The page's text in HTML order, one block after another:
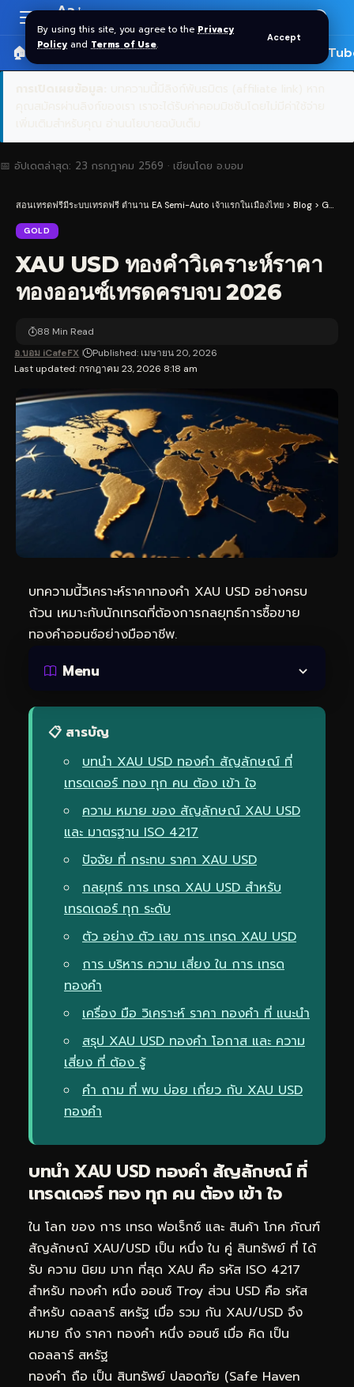
By using this site, you agree to the Privacy
Policy and Terms of Use.
Accept
Resizer
Aa
🏠 หน้าแรก ราคาทอง SPDR 🎬
📅 อัปเดตล่าสุด: 23 กรกฎาคม 2569 · เขียนโดย อ.บอม
สอนเทรดฟรีมีระบบเทรดฟรี ตำนาน EA Semi-Auto เจ้าแรกในเมืองไทย > Blog > Gold
GOLD
XAU USD ทองคำวิเคราะห์ราคา
ทองออนซ์เทรดครบจบ 2026
Last updated: กรกฎาคม 23, 2026 8:18 am
อ.บอม iCafeFX Published: เมษายน 20, 2026
88 Min Read
บทความนี้วิเคราะห์ราคาทองคำ XAU USD อย่างครบ
ถ้วน เหมาะกับนักเทรดที่ต้องการกลยุทธ์การซื้อขาย
ทองคำออนซ์อย่างมืออาชีพ.
Menu
📋 สารบัญ
บทนำ XAU USD ทองคำ สัญลักษณ์ ที่
เทรดเดอร์ ทอง ทุก คน ต้อง เข้า ใจ
ความ หมาย ของ สัญลักษณ์ XAU USD
และ มาตรฐาน ISO 4217
ปัจจัย ที่ กระทบ ราคา XAU USD
กลยุทธ์ การ เทรด XAU USD สำหรับ
เทรดเดอร์ ทุก ระดับ
ตัว อย่าง ตัว เลข การ เทรด XAU USD
การ บริหาร ความ เสี่ยง ใน การ เทรด
ทองคำ
เครื่อง มือ วิเคราะห์ ราคา ทองคำ ที่ แนะนำ
สรุป XAU USD ทองคำ โอกาส และ ความ
เสี่ยง ที่ ต้อง รู้
คำ ถาม ที่ พบ บ่อย เกี่ยว กับ XAU USD
ทองคำ
บทนำ XAU USD ทองคำ สัญลักษณ์ ที่
เทรดเดอร์ ทอง ทุก คน ต้อง เข้า ใจ
ใน โลก ของ การ เทรด ฟอเร็กซ์ และ สินค้า โภค ภัณฑ์
สัญลักษณ์ XAU/USD เป็น หนึ่ง ใน คู่ สินทรัพย์ ที่ ได้
รับ ความ นิยม มาก ที่สุด XAU คือ รหัส ISO 4217
สำหรับ ทองคำ หนึ่ง ออนซ์ Troy ส่วน USD คือ รหัส
สำหรับ ดอลลาร์ สหรัฐ เมื่อ รวม กัน XAU/USD จึง
หมาย ถึง ราคา ทองคำ หนึ่ง ออนซ์ เมื่อ คิด เป็น
ดอลลาร์ สหรัฐ
ทองคำ ถือ เป็น สินทรัพย์ ปลอดภัย (Safe Haven